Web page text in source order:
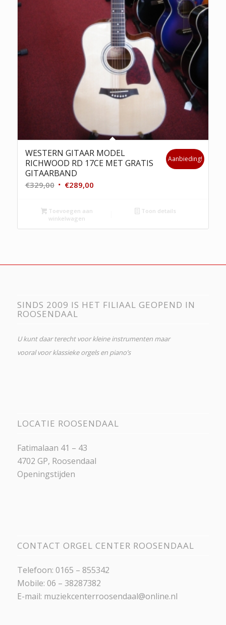
WESTERN GITAAR MODEL
RICHWOOD RD 17CE MET GRATIS
GITAARBAND
€329,00 Oorspronkelijke
was:
€329,00.
€289,00Huidige
Aanbieding!
Toevoegen aan
winkelwagen
Toon details
SINDS 2009 IS HET FILIAAL GEOPEND IN
ROOSENDAAL
U kunt daar terecht voor kleine instrumenten maar
vooral voor klassieke orgels en piano’s
LOCATIE ROOSENDAAL
Fatimalaan 41 – 43
4702 GP, Roosendaal
Openingstijden
CONTACT ORGEL CENTER ROOSENDAAL
Telefoon: 0165 – 855342
Mobile: 06 – 38287382
E-mail: muziekcenterroosendaal@online.nl